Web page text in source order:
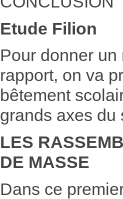
Etude Filion
Pour donner
rapport, on va
bêtement
grands axes du
LES
DE MASSE
Dans ce